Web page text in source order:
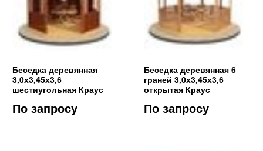
Беседка деревянная
3,0х3,45х3,6
шестиугольная Краус
По запросу
Беседка деревянная 6
граней 3,0х3,45х3,6
открытая Краус
По запросу